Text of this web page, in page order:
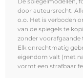
door auteursrecht.
o.o. Het is verboden
van de spiegels te
zonder voorafgaande
Elk onrechtmatig
eigendom valt (met
vormt een strafbaar